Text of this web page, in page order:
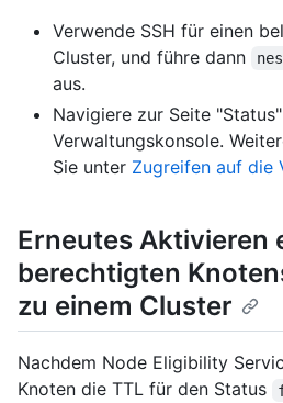
Verwende SSH für einen
Cluster, und führe dann
aus.
Navigiere zur Seite
Verwaltungskonsole.
Sie unter Zugreifen auf die
Erneutes Aktivieren
berechtigten
zu einem Cluster
Nachdem Node Eligibility
Knoten die TTL für den Status